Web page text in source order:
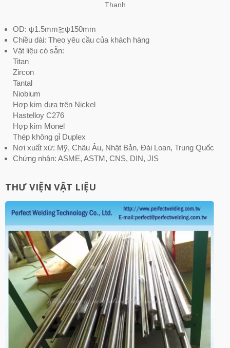
Thanh
OD: ψ1.5mm≧ψ150mm
Chiều dài: Theo yêu cầu của khách hàng
Vật liệu có sẵn:
Titan
Zircon
Tantal
Niobium
Hợp kim dựa trên Nickel
Hastelloy C276
Hợp kim Monel
Thép không gỉ Duplex
Nơi xuất xứ: Mỹ, Châu Âu, Nhật Bản, Đài Loan, Trung Quốc
Chứng nhận: ASME, ASTM, CNS, DIN, JIS
THƯ VIỆN VẬT LIỆU